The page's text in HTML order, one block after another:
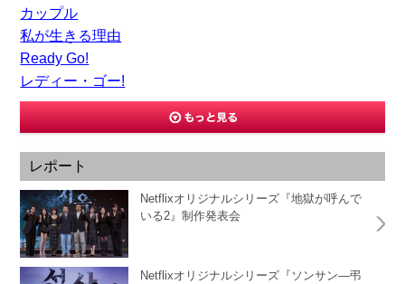
カップル
私が生きる理由
Ready Go!
レディー・ゴー!
レポート
Netflixオリジナルシリーズ『地獄が呼んで
いる2』制作発表会
Netflixオリジナルシリーズ『ソンサン—弔